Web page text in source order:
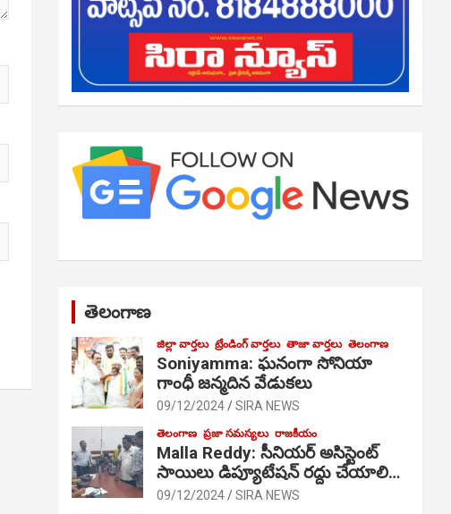
తెలంగాణ
జిల్లా వార్తలు ట్రేండింగ్ వార్తలు తాజా వార్తలు తెలంగాణ
Soniyamma: ఘ‌నంగా సోనియా
గాంధీ జ‌న్మ‌దిన వేడుక‌లు
09/12/2024 SIRA NEWS
తెలంగాణ ప్రజా సమస్యలు రాజకీయం
Malla Reddy: సీనియర్ అసిస్టెంట్
సాయిలు డిప్యూటేషన్ రద్దు చేయాలి…
09/12/2024 SIRA NEWS